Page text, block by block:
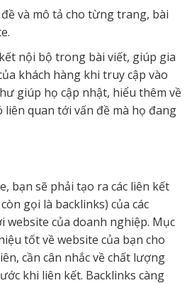
và mô tả cho từng trang, bài
nội bộ trong bài viết, giúp gia
khách hàng khi truy cập vào
giúp họ cập nhật, hiểu thêm về
liên quan tới vấn đề mà họ đang
bạn sẽ phải tạo ra các liên kết
gọi là backlinks) của các
website của doanh nghiệp. Mục
tốt về website của bạn cho
cần cân nhắc về chất lượng
khi liên kết. Backlinks càng